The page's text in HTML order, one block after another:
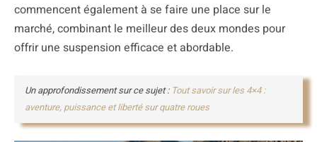
commencent également à se faire une place sur le
marché, combinant le meilleur des deux mondes pour
offrir une suspension efficace et abordable.
Un approfondissement sur ce sujet : Tout savoir sur les 4×4 :
aventure, puissance et liberté sur quatre roues